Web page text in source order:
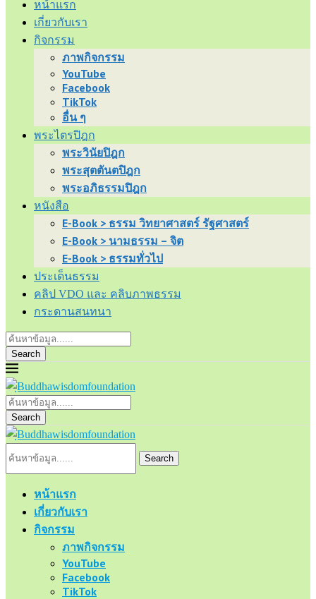
หน้าแรก
เกี่ยวกับเรา
กิจกรรม
ภาพกิจกรรม
YouTube
Facebook
TikTok
อื่น ๆ
พระไตรปิฎก
พระวินัยปิฎก
พระสุตตันตปิฎก
พระอภิธรรมปิฎก
หนังสือ
E-Book > ธรรม วิทยาศาสตร์ รัฐศาสตร์
E-Book > นามธรรม – จิต
E-Book > ธรรมทั่วไป
ประเด็นธรรม
คลิป VDO และ คลิบภาพธรรม
กระดานสนทนา
Search
Search
Search
หน้าแรก
เกี่ยวกับเรา
กิจกรรม
ภาพกิจกรรม
YouTube
Facebook
TikTok